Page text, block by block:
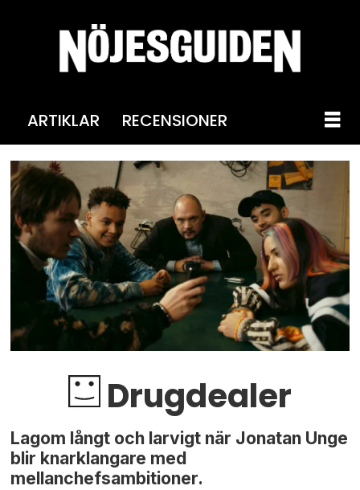
ARTIKLAR RECENSIONER
Drugdealer
Lagom långt och larvigt när Jonatan Unge
blir knarklangare med
mellanchefsambitioner.